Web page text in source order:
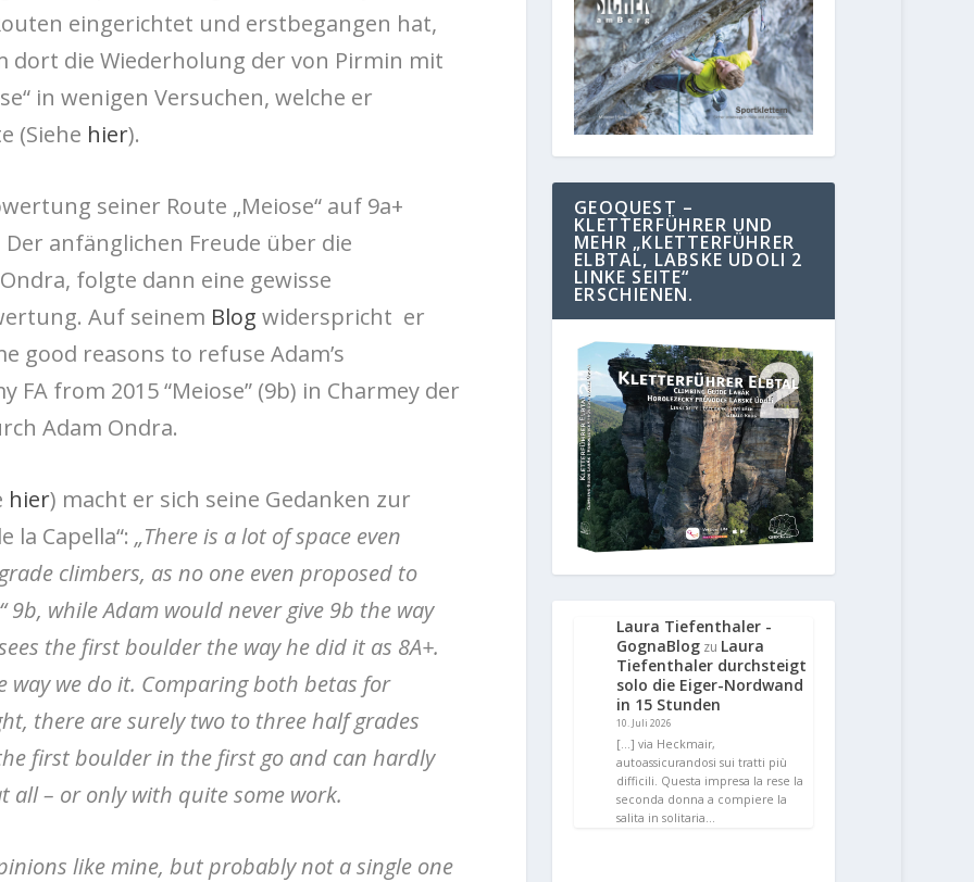
eingerichtet und erstbegangen hat,
dort die Wiederholung der von Pirmin mit
in wenigen Versuchen, welche er
(Siehe hier).
seiner Route „Meiose“ auf 9a+
anfänglichen Freude über die
folgte dann eine gewisse
Auf seinem Blog widerspricht er
good reasons to refuse Adam’s
from 2015 “Meiose” (9b) in Charmey der
Adam Ondra.
hier) macht er sich seine Gedanken zur
la Capella“: „There is a lot of space even
climbers, as no one even proposed to
9b, while Adam would never give 9b the way
the first boulder the way he did it as 8A+.
way we do it. Comparing both betas for
there are surely two to three half grades
first boulder in the first go and can hardly
all – or only with quite some work.
like mine, but probably not a single one
GEOQUEST –
KLETTERFÜHRER UND
MEHR „KLETTERFÜHRER
ELBTAL, LABSKE UDOLI 2
LINKE SEITE“
ERSCHIENEN.
Laura Tiefenthaler -
GognaBlog zu Laura
Tiefenthaler durchsteigt
solo die Eiger-Nordwand
in 15 Stunden
10. Juli 2026
[…] via Heckmair,
autoassicurandosi sui tratti più
difficili. Questa impresa la rese la
seconda donna a compiere la
salita in solitaria…